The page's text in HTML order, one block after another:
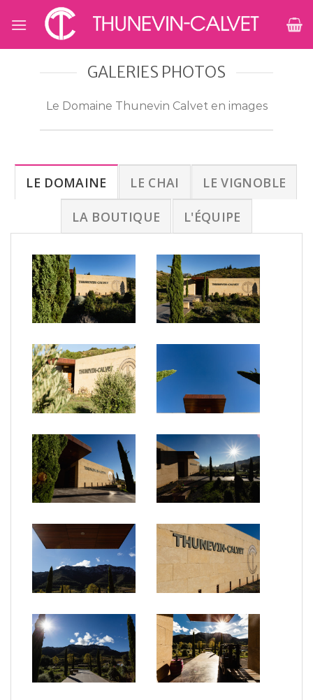
GALERIES PHOTOS
Le Domaine Thunevin Calvet en images
LE DOMAINE LE CHAI LE VIGNOBLE
LA BOUTIQUE L'ÉQUIPE